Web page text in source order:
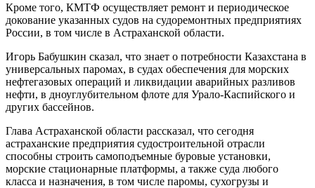
Кроме того, КМТФ осуществляет ремонт и периодическое
докование указанных судов на судоремонтных предприятиях
России, в том числе в Астраханской области.
Игорь Бабушкин сказал, что знает о потребности Казахстана в
универсальных паромах, в судах обеспечения для морских
нефтегазовых операций и ликвидации аварийных разливов
нефти, в дноуглубительном флоте для Урало-Каспийского и
других бассейнов.
Глава Астраханской области рассказал, что сегодня
астраханские предприятия судостроительной отрасли
способны строить самоподъемные буровые установки,
морские стационарные платформы, а также суда любого
класса и назначения, в том числе паромы, сухогрузы и